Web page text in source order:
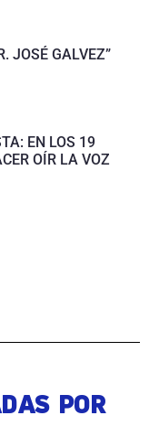
JOSÉ GALVEZ”
EN LOS 19
OÍR LA VOZ
POR